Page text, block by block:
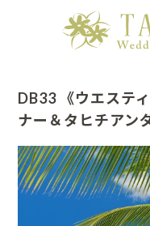
DB33 《ウエステ
ナー＆タヒチアン